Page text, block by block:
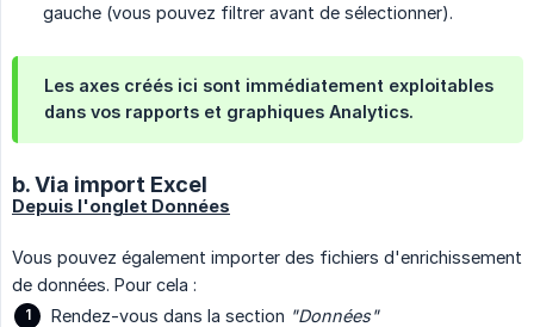
gauche (vous pouvez filtrer avant de sélectionner).
Les axes créés ici sont immédiatement exploitables
dans vos rapports et graphiques Analytics.
b. Via import Excel
Depuis l'onglet Données
Vous pouvez également importer des fichiers d'enrichissement
de données. Pour cela :
Rendez-vous dans la section "Données"